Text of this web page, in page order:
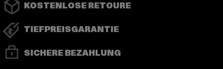
KOSTENLOSE RETOURE
TIEFPREISGARANTIE
SICHERE BEZAHLUNG